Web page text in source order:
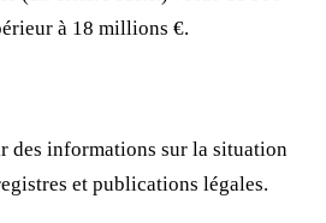
à 18 millions €.
des informations sur la situation
et publications légales.